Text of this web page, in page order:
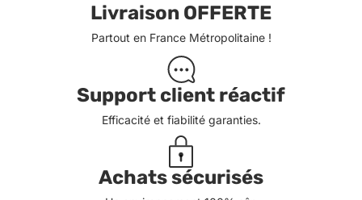
Livraison OFFERTE
Partout en France Métropolitaine !
Support client réactif
Efficacité et fiabilité garanties.
Achats sécurisés